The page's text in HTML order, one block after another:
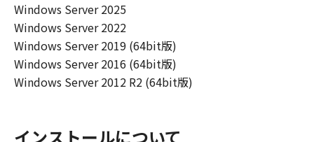
Windows Server 2025
Windows Server 2022
Windows Server 2019 (64bit版)
Windows Server 2016 (64bit版)
Windows Server 2012 R2 (64bit版)
インストールについて